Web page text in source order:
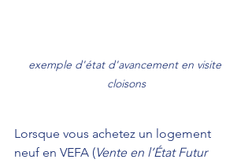
exemple d'état d'avancement en visite
cloisons
Lorsque vous achetez un logement
neuf en VEFA (Vente en l’État Futur